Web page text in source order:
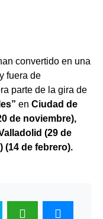
convertido en una
fuera de
parte de la gira de
en Ciudad de
de noviembre),
(29 de
(14 de febrero).